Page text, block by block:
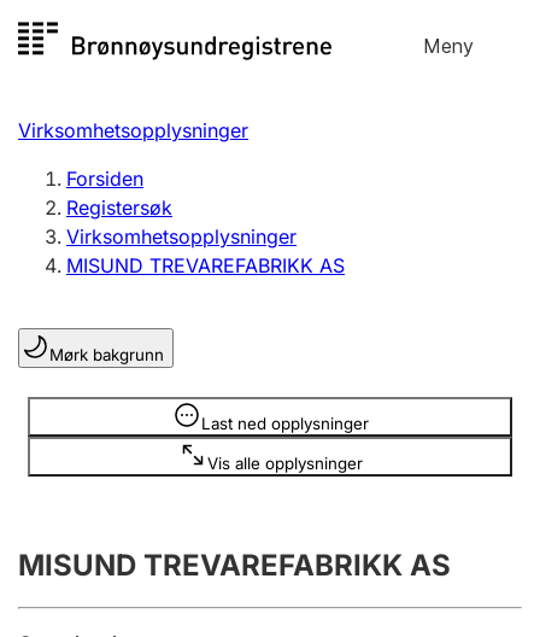
til
Meny
Registersøk
Aksjeselskap
Enkeltpersonforetak
Registrere, endre, slette
Lag og forening
Registrere, endre, slette
Årsregnskap
Innsending og forsinkelsesgebyr
Virksomhetsopplysninger
Forsiden
Registersøk
Virksomhetsopplysninger
MISUND TREVAREFABRIKK AS
Mørk bakgrunn
Last ned opplysninger
Vis alle opplysninger
Opplysninger er skjult
MISUND TREVAREFABRIKK AS